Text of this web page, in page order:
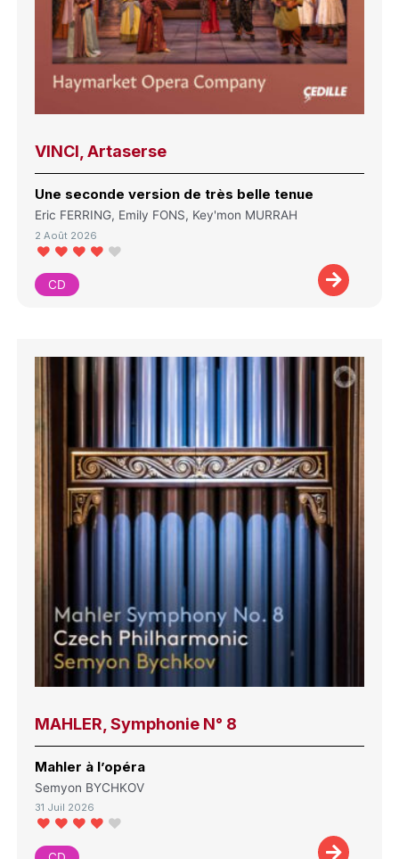
VINCI, Artaserse
Une seconde version de très belle tenue
Eric FERRING, Emily FONS, Key'mon MURRAH
2 Août 2026
CD
MAHLER, Symphonie N° 8
Mahler à l’opéra
Semyon BYCHKOV
31 Juil 2026